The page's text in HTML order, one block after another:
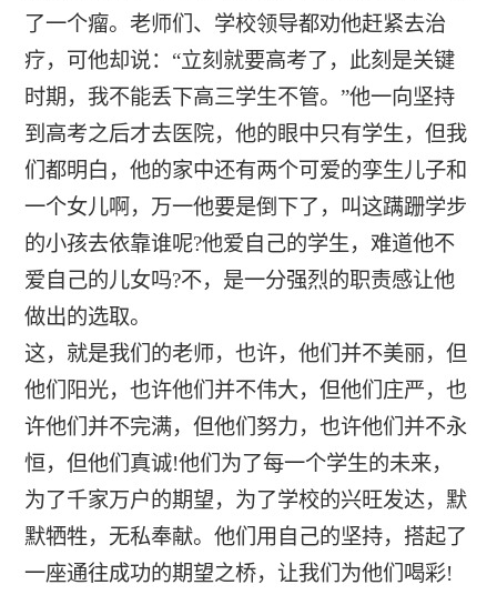
了一个瘤。老师们、学校领导都劝他赶紧去治
疗，可他却说：“立刻就要高考了，此刻是关键
时期，我不能丢下高三学生不管。”他一向坚持
到高考之后才去医院，他的眼中只有学生，但我
们都明白，他的家中还有两个可爱的孪生儿子和
一个女儿啊，万一他要是倒下了，叫这蹒跚学步
的小孩去依靠谁呢?他爱自己的学生，难道他不
爱自己的儿女吗?不，是一分强烈的职责感让他
做出的选取。
这，就是我们的老师，也许，他们并不美丽，但
他们阳光，也许他们并不伟大，但他们庄严，也
许他们并不完满，但他们努力，也许他们并不永
恒，但他们真诚!他们为了每一个学生的未来，
为了千家万户的期望，为了学校的兴旺发达，默
默牺牲，无私奉献。他们用自己的坚持，搭起了
一座通往成功的期望之桥，让我们为他们喝彩!